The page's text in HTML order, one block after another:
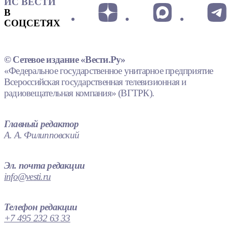
В
СОЦСЕТЯХ
© Сетевое издание «Вести.Ру»
«Федеральное государственное унитарное предприятие
Всероссийская государственная телевизионная и
радиовещательная компания» (ВГТРК).
Главный редактор
А. А. Филипповский
Эл. почта редакции
info@vesti.ru
Телефон редакции
+7 495 232 63 33